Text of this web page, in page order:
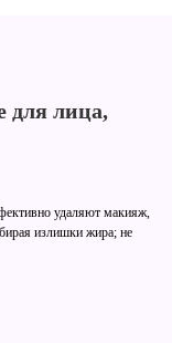
для лица,
удаляют макияж,
излишки жира; не